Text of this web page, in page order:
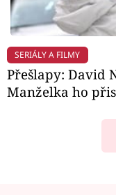
SERIÁLY A FILMY
Přešlapy: David
Manželka ho